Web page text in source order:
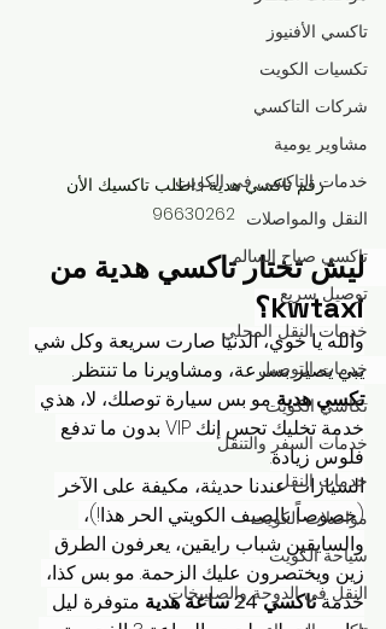
تاكسي الأفنيوز
تكسيات الكويت
شركات التاكسي
مشاوير يومية
خدمات التاكسي في الكويت
النقل والمواصلات
تاكسي صباح السالم
توصيل سريع
خدمات النقل المحلي
خدمات التوصيل
تكاسي الكويت
خدمات السفر والتنقل
خدمات النقل
مواصلات الكويت
سياحة الكويت
النقل في الدوحة والصليبخات
رقم تاكسي هدية | اطلب تاكسيك الأن
96630262
ليش تختار تاكسي هدية من
kwtaxi؟
والله يا خوي، الدنيا صارت سريعة وكل شي
يبي يصير بسرعة، ومشاويرنا ما تنتظر.
تكسي هدية مو بس سيارة توصلك، لا، هذي
خدمة تخليك تحس إنك VIP بدون ما تدفع
فلوس زيادة.
السيارات عندنا حديثة، مكيفة على الآخر
(خصوصاً بالصيف الكويتي الحر هذا!)،
والسايقين شباب رايقين، يعرفون الطرق
زين ويختصرون عليك الزحمة. مو بس كذا،
خدمة تاكسي 24 ساعة هدية
متوفرة ليل